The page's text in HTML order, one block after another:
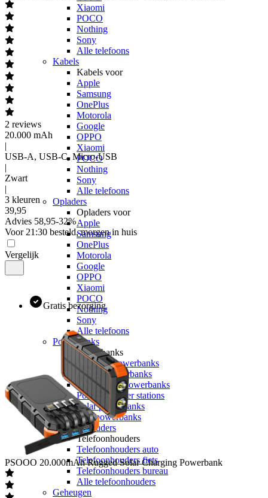
Xiaomi
POCO
Nothing
Sony
Alle telefoons
Kabels
Kabels voor
Apple
Samsung
OnePlus
Motorola
Google
OPPO
Xiaomi
POCO
Nothing
Sony
Alle telefoons
Opladers
Opladers voor
Apple
Samsung
OnePlus
Motorola
Google
OPPO
Xiaomi
POCO
Nothing
Sony
Alle telefoons
Powerbanks
Powerbanks
MagSafe powerbanks
Laptop powerbanks
Smartwatch powerbanks
Portable power stations
Solar powerbanks
Alle powerbanks
Telefoonhouders
Telefoonhouders
Telefoonhouders auto
Telefoonhouders fiets
Telefoonhouders bureau
Alle telefoonhouders
Geheugen
2 reviews
20.000 mAh
|
USB-A, USB-C, Micro-USB
|
Zwart
|
3 kleuren
39,95
Advies 58,95-32%
Voor 21:30 besteld, morgen in huis
Vergelijk
Gratis bezorging
PSOOO 20.000mAh Rugged Solar Charging Powerbank